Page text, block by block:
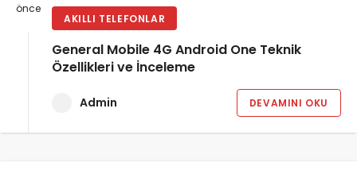
önce
AKILLI TELEFONLAR
General Mobile 4G Android One Teknik
Özellikleri ve İnceleme
Admin DEVAMINI OKU